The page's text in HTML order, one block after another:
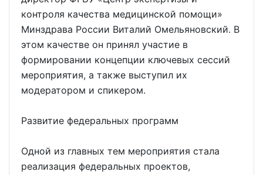
контроля качества медицинской помощи»
Минздрава России Виталий Омельяновский. В
этом качестве он принял участие в
формировании концепции ключевых сессий
мероприятия, а также выступил их
модератором и спикером.
Развитие федеральных программ
Одной из главных тем мероприятия стала
реализация федеральных проектов,